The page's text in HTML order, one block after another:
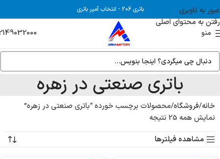
عبور به ناوبری
رفتن به محتوای اصلی
باتری 206 - انتخاب آمپر باتری
منو
باتری صنعتی در زهره
خانه فروشگاه محصولات برچسب خورده “باتری صنعتی در زهره”
نمایش همه 25 نتیجه
مشاهده فیلترها